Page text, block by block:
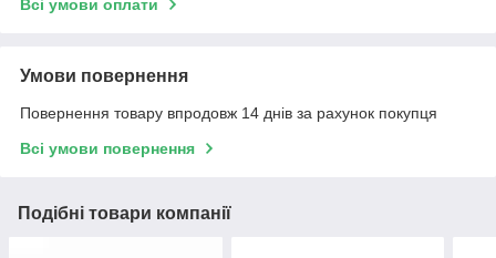
Всі умови оплати
Умови повернення
Повернення товару впродовж 14 днів за рахунок покупця
Всі умови повернення
Подібні товари компанії